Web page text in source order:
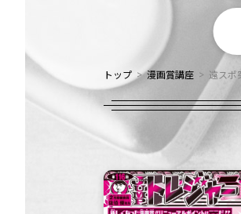
トップ 漫画賞講座 遠スポ